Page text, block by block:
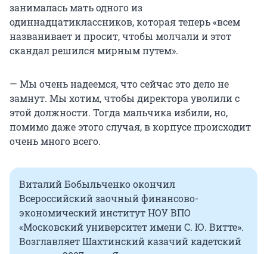
занималась мать одного из
одиннадцатиклассников, которая теперь «всем
названивает и просит, чтобы молчали и этот
скандал решился мирным путем».
— Мы очень надеемся, что сейчас это дело не
замнут. Мы хотим, чтобы директора уволили с
этой должности. Тогда мальчика избили, но,
помимо даже этого случая, в корпусе происходит
очень много всего.
Виталий Бобыльченко окончил
Всероссийский заочный финансово-
экономический институт НОУ ВПО
«Московский университет имени С. Ю. Витте».
Возглавляет Шахтинский казачий кадетский